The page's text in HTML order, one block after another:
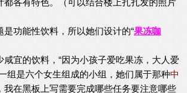
都各有特色。（可以结合楼上扎扎发的照片
是功能性饮料，所以她们设计的“果冻咖
咸宜的饮料，“因为小孩子爱吃果冻，大人爱
组是六个女生组成的小组，她们属于那种中
我在黑板上写需要完成哪些任务要注意哪些